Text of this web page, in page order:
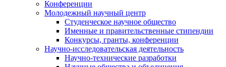
Конференции
Молодежный научный центр
Студенческое научное общество
Именные и правительственные стипендии
Конкурсы, гранты, конференции
Научно-исследовательская деятельность
Научно-технические разработки